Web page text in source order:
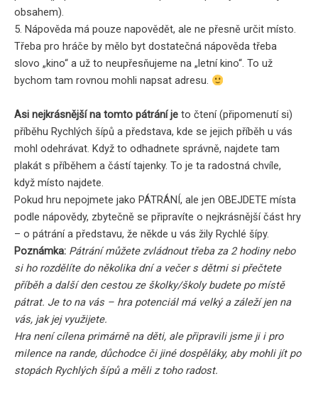
obsahem).
5. Nápověda má pouze napovědět, ale ne přesně určit místo.
Třeba pro hráče by mělo byt dostatečná nápověda třeba
slovo „kino“ a už to neupřesňujeme na „letní kino“. To už
bychom tam rovnou mohli napsat adresu.
Asi nejkrásnější na tomto pátrání je to čtení (připomenutí si)
příběhu Rychlých šípů a představa, kde se jejich příběh u vás
mohl odehrávat. Když to odhadnete správně, najdete tam
plakát s příběhem a částí tajenky. To je ta radostná chvíle,
když místo najdete.
Pokud hru nepojmete jako PÁTRÁNÍ, ale jen OBEJDETE místa
podle nápovědy, zbytečně se připravíte o nejkrásnější část hry
– o pátrání a představu, že někde u vás žily Rychlé šípy.
Poznámka: Pátrání můžete zvládnout třeba za 2 hodiny nebo
si ho rozdělíte do několika dní a večer s dětmi si přečtete
příběh a další den cestou ze školky/školy budete po místě
pátrat. Je to na vás – hra potenciál má velký a záleží jen na
vás, jak jej využijete.
Hra není cílena primárně na děti, ale připravili jsme ji i pro
milence na rande, důchodce či jiné dospěláky, aby mohli jít po
stopách Rychlých šípů a měli z toho radost.